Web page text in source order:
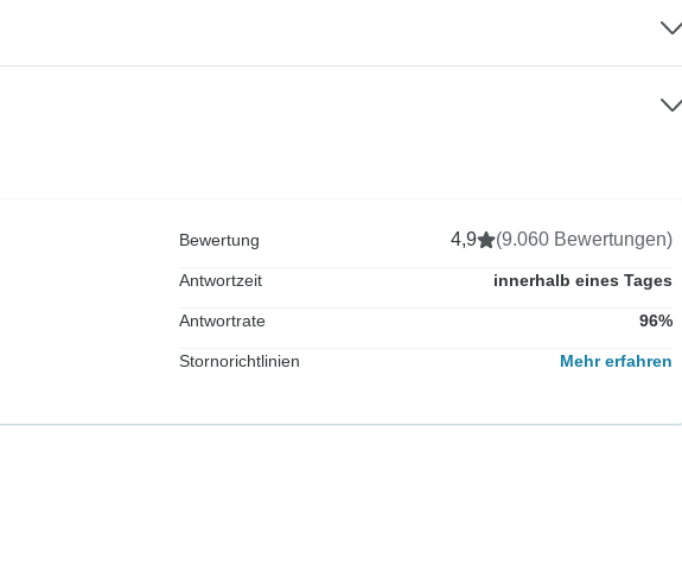
Bewertung 4,9 (9.060 Bewertungen)
Antwortzeit innerhalb eines Tages
Antwortrate 96%
Stornorichtlinien Mehr erfahren